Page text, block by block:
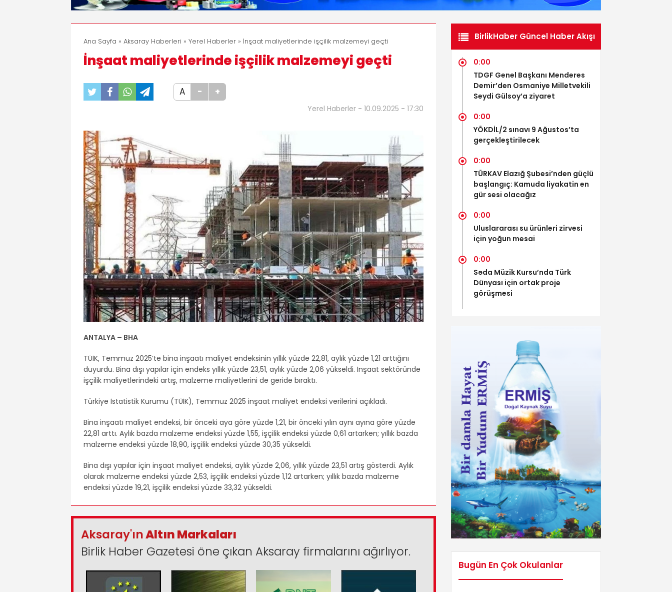
Ana Sayfa » Aksaray Haberleri » Yerel Haberler » İnşaat maliyetlerinde işçilik malzemeyi geçti
İnşaat maliyetlerinde işçilik malzemeyi geçti
A - +
Yerel Haberler - 10.09.2025 - 17:30
ANTALYA – BHA
TÜİK, Temmuz 2025’te bina inşaatı maliyet endeksinin yıllık yüzde 22,81, aylık yüzde 1,21 arttığını
duyurdu. Bina dışı yapılar için endeks yıllık yüzde 23,51, aylık yüzde 2,06 yükseldi. İnşaat sektöründe
işçilik maliyetlerindeki artış, malzeme maliyetlerini de geride bıraktı.
Türkiye İstatistik Kurumu (TÜİK), Temmuz 2025 inşaat maliyet endeksi verilerini açıkladı.
Bina inşaatı maliyet endeksi, bir önceki aya göre yüzde 1,21, bir önceki yılın aynı ayına göre yüzde
22,81 arttı. Aylık bazda malzeme endeksi yüzde 1,55, işçilik endeksi yüzde 0,61 artarken; yıllık bazda
malzeme endeksi yüzde 18,90, işçilik endeksi yüzde 30,35 yükseldi.
Bina dışı yapılar için inşaat maliyet endeksi, aylık yüzde 2,06, yıllık yüzde 23,51 artış gösterdi. Aylık
olarak malzeme endeksi yüzde 2,53, işçilik endeksi yüzde 1,12 artarken; yıllık bazda malzeme
endeksi yüzde 19,21, işçilik endeksi yüzde 33,32 yükseldi.
Aksaray'ınAltın Markaları
Birlik Haber Gazetesi öne çıkan Aksaray firmalarını ağırlıyor.
BirlikHaber Güncel Haber Akışı
0:00
TDGF Genel Başkanı Menderes
Demir’den Osmaniye Milletvekili
Seydi Gülsoy’a ziyaret
0:00
YÖKDİL/2 sınavı 9 Ağustos’ta
gerçekleştirilecek
0:00
TÜRKAV Elazığ Şubesi’nden güçlü
başlangıç: Kamuda liyakatin en
gür sesi olacağız
0:00
Uluslararası su ürünleri zirvesi
için yoğun mesai
0:00
Səda Müzik Kursu’nda Türk
Dünyası için ortak proje
görüşmesi
Bugün En Çok Okulanlar